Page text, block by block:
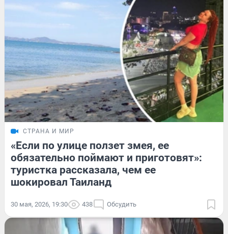
СТРАНА И МИР
«Если по улице ползет змея, ее
обязательно поймают и приготовят»:
туристка рассказала, чем ее
шокировал Таиланд
30 мая, 2026, 19:30 438 Обсудить